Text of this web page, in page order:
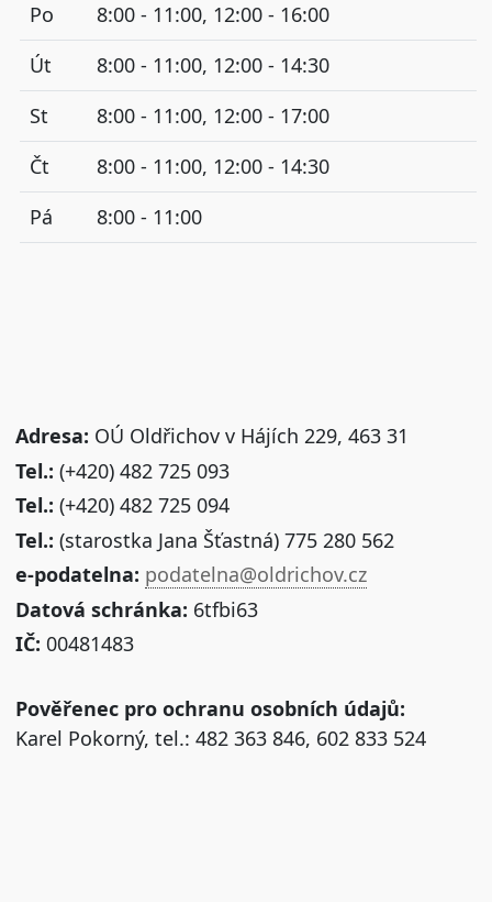
Po
8:00 - 11:00, 12:00 - 16:00
Út
8:00 - 11:00, 12:00 - 14:30
St
8:00 - 11:00, 12:00 - 17:00
Čt
8:00 - 11:00, 12:00 - 14:30
Pá
8:00 - 11:00
Adresa: OÚ Oldřichov v Hájích 229, 463 31
Tel.: (+420) 482 725 093
Tel.: (+420) 482 725 094
Tel.: (starostka Jana Šťastná) 775 280 562
e-podatelna: podatelna@oldrichov.cz
Datová schránka: 6tfbi63
IČ: 00481483
Pověřenec pro ochranu osobních údajů:
Karel Pokorný, tel.: 482 363 846, 602 833 524